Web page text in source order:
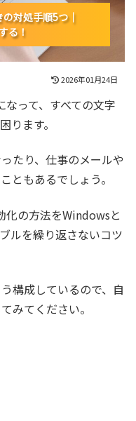
対処手順5つ｜
る！
対処手順5つ｜
る！
2026年01月24日
って、すべての文字
ります。
たり、仕事のメールや
ともあるでしょう。
化の方法をWindowsと
ルを繰り返さないコツ
構成しているので、自
みてください。